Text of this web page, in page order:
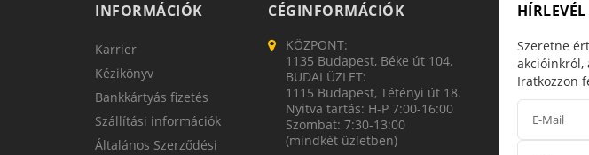
INFORMÁCIÓK
Karrier
Kézikönyv
Bankkártyás fizetés
Szállítási információk
Általános Szerződési
CÉGINFORMÁCIÓK
KÖZPONT:
1135 Budapest, Béke út 104.
BUDAI ÜZLET:
1115 Budapest, Tétényi út 18.
Nyitva tartás: H-P 7:00-16:00
Szombat: 7:30-13:00
(mindkét üzletben)
HÍRLEVÉL
Szeretne
akcióinkról,
Iratkozzon